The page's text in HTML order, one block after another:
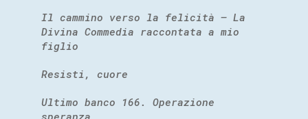
Il cammino verso la felicità – La
Divina Commedia raccontata a mio
figlio
Resisti, cuore
Ultimo banco 166. Operazione
speranza